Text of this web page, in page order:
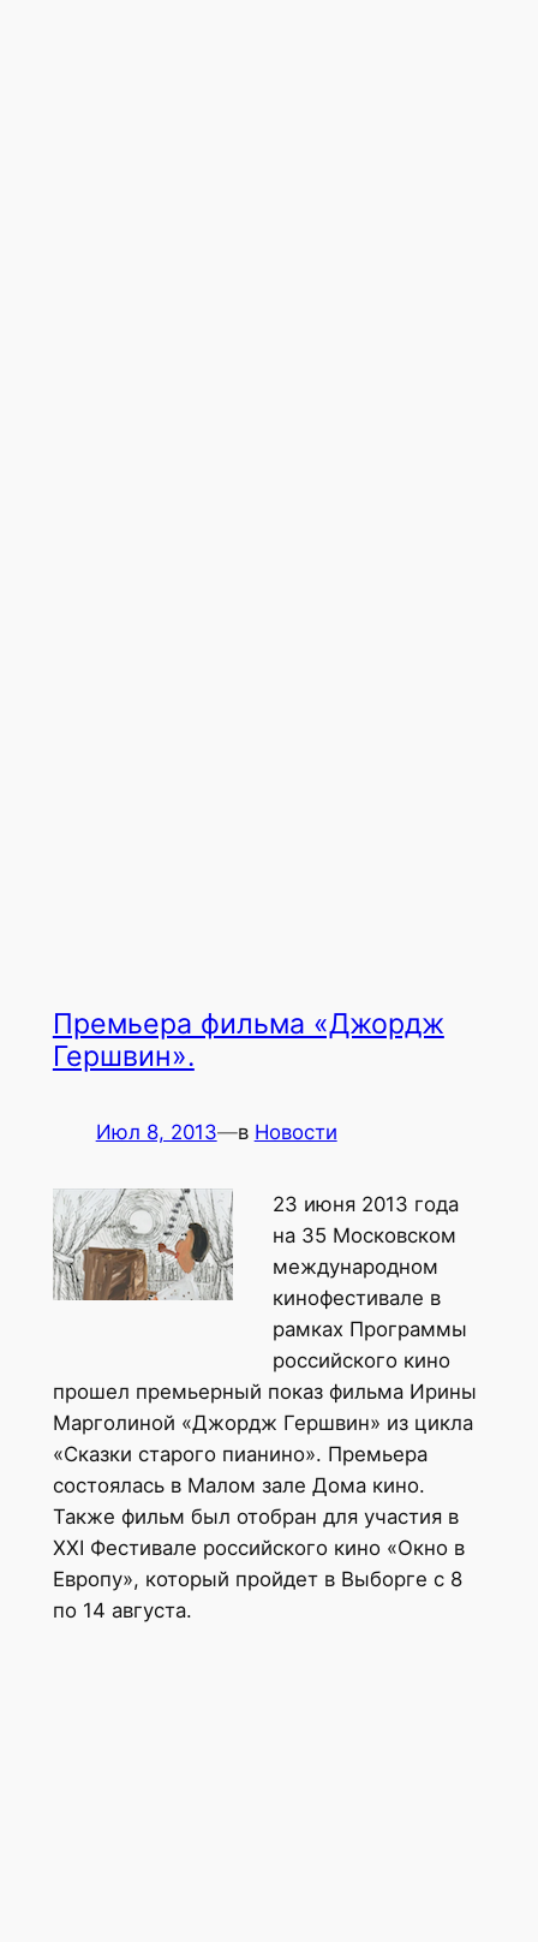
Премьера фильма «Джордж
Гершвин».
Июл 8, 2013—в Новости
23 июня 2013 года
на 35 Московском
международном
кинофестивале в
рамках Программы
российского кино
прошел премьерный показ фильма Ирины
Марголиной «Джордж Гершвин» из цикла
«Сказки старого пианино». Премьера
состоялась в Малом зале Дома кино.
Также фильм был отобран для участия в
XXI Фестивале российского кино «Окно в
Европу», который пройдет в Выборге с 8
по 14 августа.